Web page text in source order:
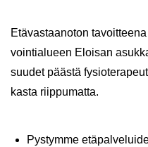
Etä­vas­taan­o­ton
voin­tia­lu­een Eloi­san
suu­det pääs­tä
kas­ta riip­pu­mat­ta.
Pys­tym­me